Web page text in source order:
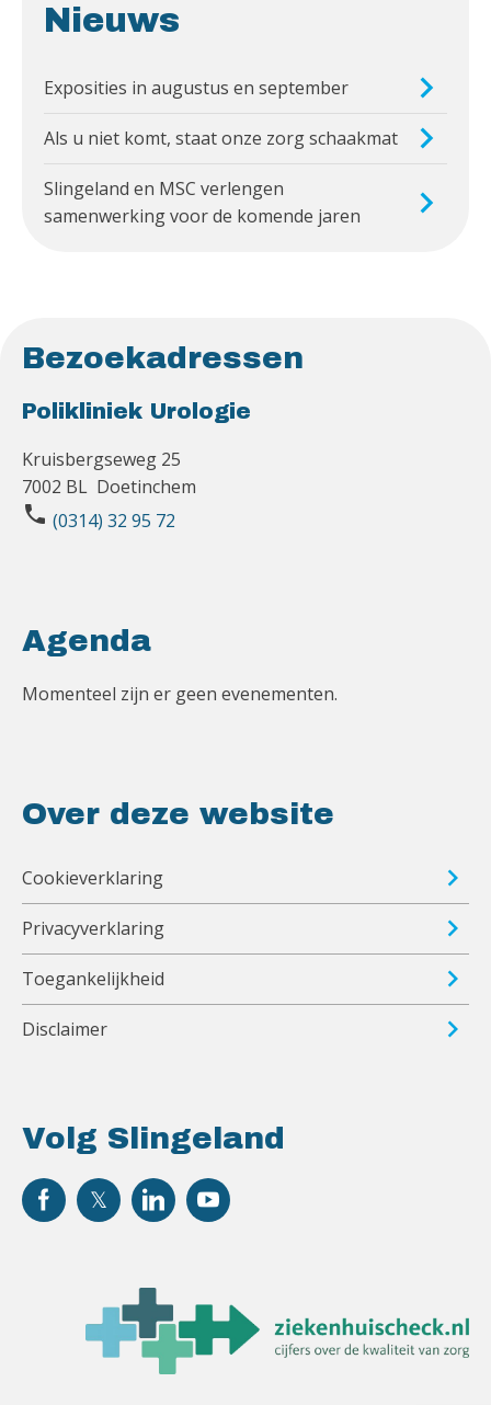
Nieuws
Exposities in augustus en september
Als u niet komt, staat onze zorg schaakmat
Slingeland en MSC verlengen
samenwerking voor de komende jaren
Bezoekadressen
Polikliniek Urologie
Kruisbergseweg 25
7002 BL Doetinchem
phone (0314) 32 95 72
Volg Slingeland
Agenda
Momenteel zijn er geen evenementen.
Over deze website
Cookieverklaring
Privacyverklaring
Toegankelijkheid
Disclaimer